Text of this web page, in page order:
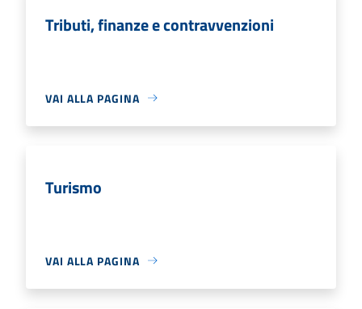
Tributi, finanze e contravvenzioni
VAI ALLA PAGINA
Turismo
VAI ALLA PAGINA